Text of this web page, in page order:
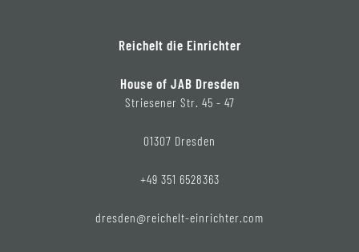
Reichelt die Einrichter
House of JAB Dresden
Striesener Str. 45 - 47
01307 Dresden
+49 351 6528363
dresden@reichelt-einrichter.com